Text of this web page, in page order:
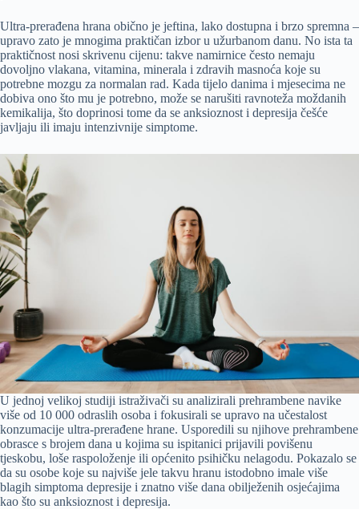
Ultra-prerađena hrana obično je jeftina, lako dostupna i brzo spremna –
upravo zato je mnogima praktičan izbor u užurbanom danu. No ista ta
praktičnost nosi skrivenu cijenu: takve namirnice često nemaju
dovoljno vlakana, vitamina, minerala i zdravih masnoća koje su
potrebne mozgu za normalan rad. Kada tijelo danima i mjesecima ne
dobiva ono što mu je potrebno, može se narušiti ravnoteža moždanih
kemikalija, što doprinosi tome da se anksioznost i depresija češće
javljaju ili imaju intenzivnije simptome.
U jednoj velikoj studiji istraživači su analizirali prehrambene navike
više od 10 000 odraslih osoba i fokusirali se upravo na učestalost
konzumacije ultra-prerađene hrane. Usporedili su njihove prehrambene
obrasce s brojem dana u kojima su ispitanici prijavili povišenu
tjeskobu, loše raspoloženje ili općenito psihičku nelagodu. Pokazalo se
da su osobe koje su najviše jele takvu hranu istodobno imale više
blagih simptoma depresije i znatno više dana obilježenih osjećajima
kao što su anksioznost i depresija.